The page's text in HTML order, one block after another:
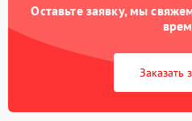
Оставьте заявку, мы
Заказать